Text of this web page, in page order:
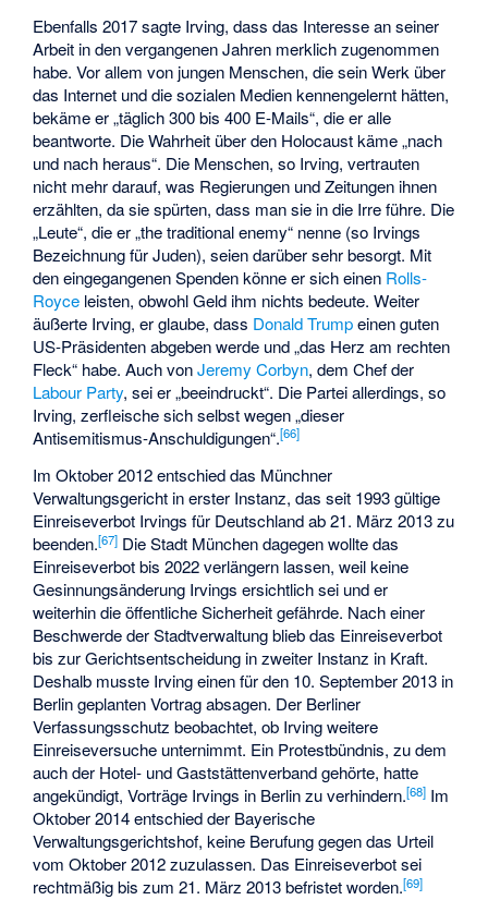
Ebenfalls 2017 sagte Irving, dass das Interesse an seiner
Arbeit in den vergangenen Jahren merklich zugenommen
habe. Vor allem von jungen Menschen, die sein Werk über
das Internet und die sozialen Medien kennengelernt hätten,
bekäme er „täglich 300 bis 400 E-Mails“, die er alle
beantworte. Die Wahrheit über den Holocaust käme „nach
und nach heraus“. Die Menschen, so Irving, vertrauten
nicht mehr darauf, was Regierungen und Zeitungen ihnen
erzählten, da sie spürten, dass man sie in die Irre führe. Die
„Leute“, die er „the traditional enemy“ nenne (so Irvings
Bezeichnung für Juden), seien darüber sehr besorgt. Mit
den eingegangenen Spenden könne er sich einen Rolls-
Royce leisten, obwohl Geld ihm nichts bedeute. Weiter
äußerte Irving, er glaube, dass Donald Trumpeinen guten
US-Präsidenten abgeben werde und „das Herz am rechten
Fleck“ habe. Auch vonJeremy Corbyn, dem Chef der
Labour Party, sei er „beeindruckt“. Die Partei allerdings, so
Irving, zerfleische sich selbst wegen „dieser
Antisemitismus-Anschuldigungen“.[66]
Im Oktober 2012 entschied das Münchner
Verwaltungsgericht in erster Instanz, das seit 1993 gültige
Einreiseverbot Irvings für Deutschland ab 21. März 2013 zu
beenden.[67] Die Stadt München dagegen wollte das
Einreiseverbot bis 2022 verlängern lassen, weil keine
Gesinnungsänderung Irvings ersichtlich sei und er
weiterhin die öffentliche Sicherheit gefährde. Nach einer
Beschwerde der Stadtverwaltung blieb das Einreiseverbot
bis zur Gerichtsentscheidung in zweiter Instanz in Kraft.
Deshalb musste Irving einen für den 10. September 2013 in
Berlin geplanten Vortrag absagen. Der Berliner
Verfassungsschutz beobachtet, ob Irving weitere
Einreiseversuche unternimmt. Ein Protestbündnis, zu dem
auch der Hotel- und Gaststättenverband gehörte, hatte
angekündigt, Vorträge Irvings in Berlin zu verhindern.[68] Im
Oktober 2014 entschied der Bayerische
Verwaltungsgerichtshof, keine Berufung gegen das Urteil
vom Oktober 2012 zuzulassen. Das Einreiseverbot sei
rechtmäßig bis zum 21. März 2013 befristet worden.[69]